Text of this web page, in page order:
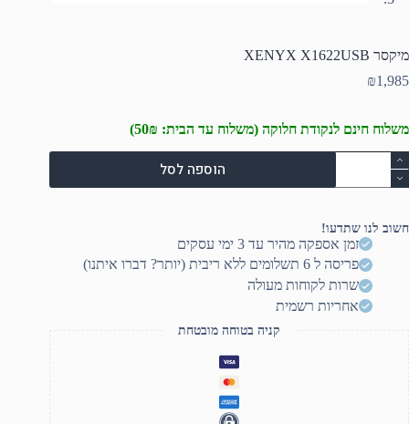
מיקסר XENYX X1622USB
₪1,985
משלוח חינם לנקודת חלוקה (משלוח עד הבית: 50₪)
כמות
של
מיקסר
X1622USB
הוספה לסל
חשוב לנו שתדעו!
זמן אספקה מהיר עד 3 ימי עסקים
פריסה ל 6 תשלומים ללא ריבית (יותר? דברו איתנו)
שרות לקוחות מעולה
אחריות רשמית
קניה בטוחה מובטחת